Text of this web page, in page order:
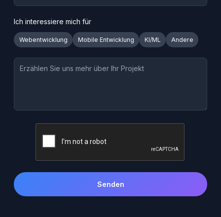
Ich interessiere mich für
Webentwicklung Mobile Entwicklung KI/ML Andere
Senden